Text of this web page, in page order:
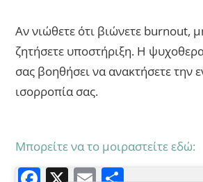
Αν νιώθετε ότι βιώνετε burnout,
ζητήσετε υποστήριξη. Η
σας βοηθήσει να ανακτήσετε την
ισορροπία σας.
Μπορείτε να το μοιραστείτε εδώ: